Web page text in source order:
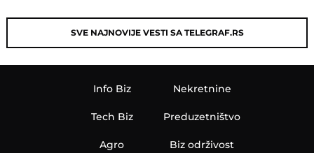
SVE NAJNOVIJE VESTI SA TELEGRAF.RS
Info Biz
Tech Biz
Agro
Nekretnine
Preduzetništvo
Biz održivost